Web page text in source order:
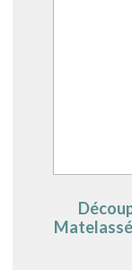
Matelassé